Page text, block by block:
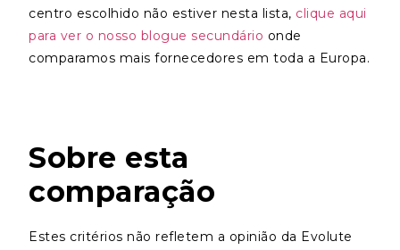
centro escolhido não estiver nesta lista, clique aqui
para ver o nosso blogue secundário onde
comparamos mais fornecedores em toda a Europa.
Sobre esta
comparação
Estes critérios não refletem a opinião da Evolute